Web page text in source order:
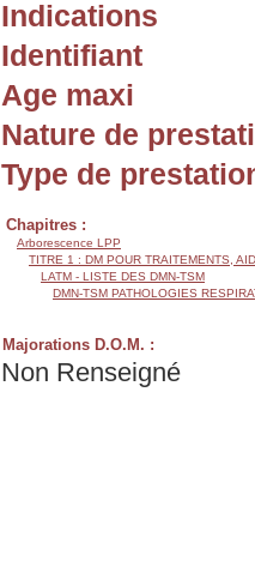
Indications
Identifiant
Age maxi
Nature de
Type de
Chapitres :
Arborescence LPP
TITRE 1 : DM POUR TRAITEMENTS,
LATM - LISTE DES DMN-TSM
DMN-TSM PATHOLOGIES
Majorations D.O.M. :
Non Renseigné